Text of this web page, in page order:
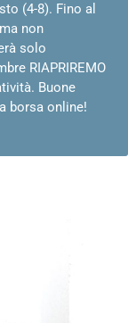
(4-8). Fino al
non
solo
RIAPRIREMO
Buone
borsa online!